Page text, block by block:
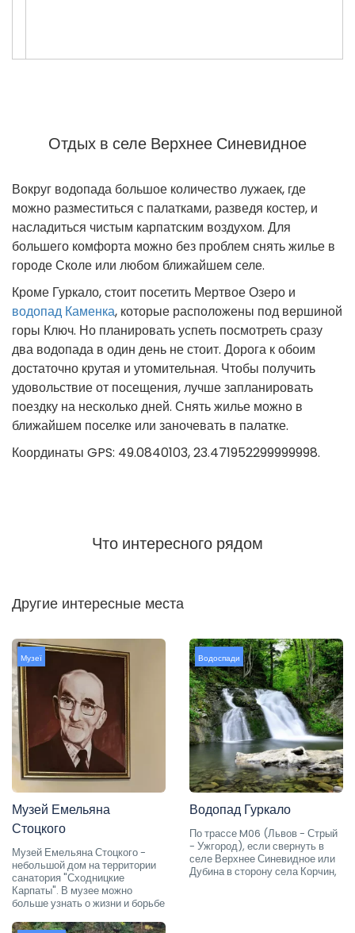
Отдых в селе Верхнее Синевидное
Вокруг водопада большое количество лужаек, где
можно разместиться с палатками, разведя костер, и
насладиться чистым карпатским воздухом. Для
большего комфорта можно без проблем снять жилье в
городе Сколе или любом ближайшем селе.
Кроме Гуркало, стоит посетить Мертвое Озеро и
водопад Каменка, которые расположены под вершиной
горы Ключ. Но планировать успеть посмотреть сразу
два водопада в один день не стоит. Дорога к обоим
достаточно крутая и утомительная. Чтобы получить
удовольствие от посещения, лучше запланировать
поездку на несколько дней. Снять жилье можно в
ближайшем поселке или заночевать в палатке.
Координаты GPS: 49.0840103, 23.471952299999998.
Что интересного рядом
Другие интересные места
Музеї
Музей Емельяна
Стоцкого
Музей Емельяна Стоцкого -
небольшой дом на территории
санатория "Сходницкие
Карпаты". В музее можно
больше узнать о жизни и борьбе
Водоспади
Водопад Гуркало
По трассе M06 (Львов - Стрый
- Ужгород), если свернуть в
селе Верхнее Синевидное или
Дубина в сторону села Корчин,